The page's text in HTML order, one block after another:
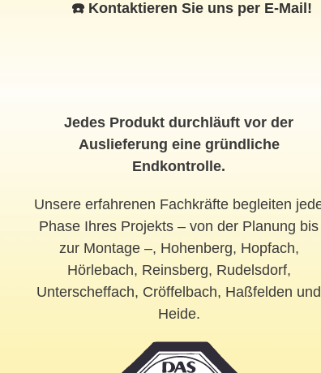
☎️ Kontaktieren Sie uns per E-Mail!
Jedes Produkt durchläuft vor der
Auslieferung eine gründliche
Endkontrolle.
Unsere erfahrenen Fachkräfte begleiten
Phase Ihres Projekts – von der Planung bis
zur Montage –, Hohenberg, Hopfach,
Hörlebach, Reinsberg, Rudelsdorf,
Unterscheffach, Cröffelbach, Haßfelden und
Heide.